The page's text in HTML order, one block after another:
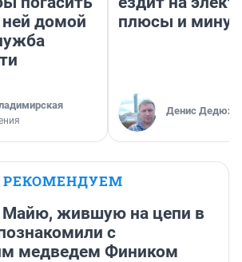
домой
плюсы и
Денис
РЕКОМЕНДУЕМ
жившую на цепи в
с
медведем Фиником